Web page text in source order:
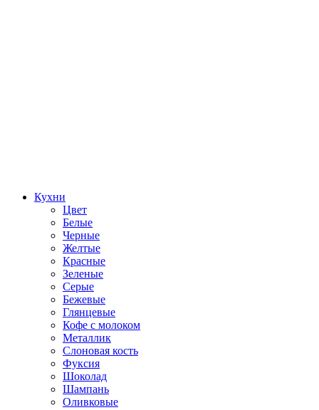
Кухни
Цвет
Белые
Черные
Желтые
Красные
Зеленые
Серые
Бежевые
Глянцевые
Кофе с молоком
Металлик
Слоновая кость
Фуксия
Шоколад
Шампань
Оливковые